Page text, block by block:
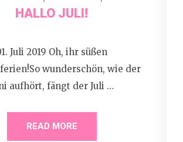
HALLO JULI!
Juli 2019 Oh, ihr süßen
wunderschön, wie der
aufhört, fängt der Juli …
READ MORE